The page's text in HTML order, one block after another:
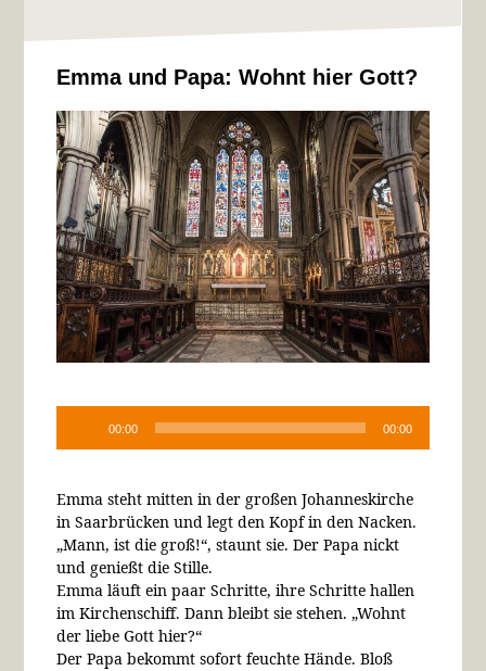
Emma und Papa: Wohnt hier Gott?
Audio-
Player
00:00 00:00
Emma steht mitten in der großen Johanneskirche
in Saarbrücken und legt den Kopf in den Nacken.
„Mann, ist die groß!“, staunt sie. Der Papa nickt
und genießt die Stille.
Emma läuft ein paar Schritte, ihre Schritte hallen
im Kirchenschiff. Dann bleibt sie stehen. „Wohnt
der liebe Gott hier?“
Der Papa bekommt sofort feuchte Hände. Bloß